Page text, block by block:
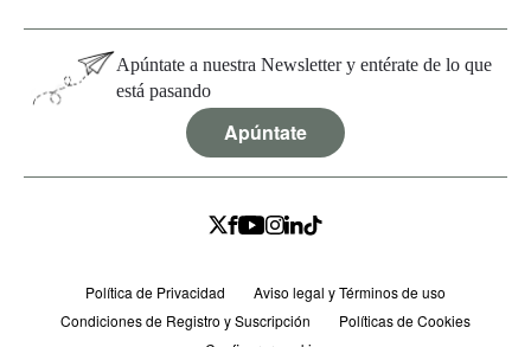
Apúntate a nuestra Newsletter y entérate de lo que
está pasando
Apúntate
Política de Privacidad
Aviso legal y Términos de uso
Condiciones de Registro y Suscripción
Políticas de Cookies